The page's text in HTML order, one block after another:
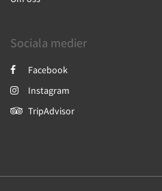
Sociala medier
Facebook
Instagram
TripAdvisor